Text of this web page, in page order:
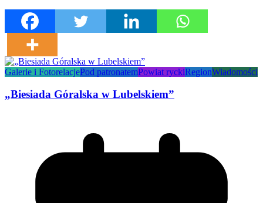
Galerie i FotorelacjePod patronatemPowiat ryckiRegionWiadomości
„Biesiada Góralska w Lubelskiem”